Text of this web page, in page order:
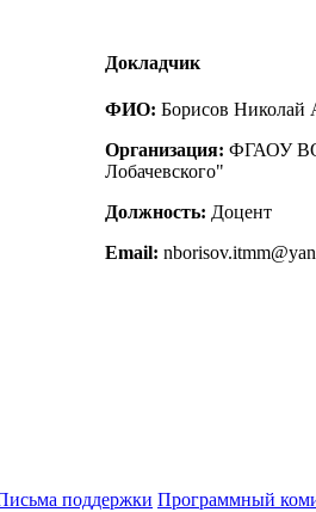
Докладчик
ФИО: Борисов Николай
Организация: ФГАОУ ВО
Лобачевского"
Должность: Доцент
Email:
поддержки Программный